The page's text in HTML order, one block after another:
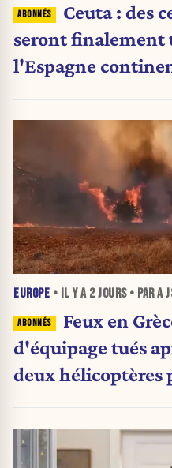
Ceuta : des
seront finalement
l'Espagne
EUROPE • IL Y A 2 JOURS• PAR A
Feux en
d'équipage tués
deux hélicoptères